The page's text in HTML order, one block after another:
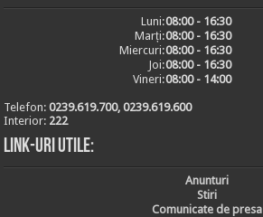
Luni:08:00 - 16:30
Marți:08:00 - 16:30
Miercuri:08:00 - 16:30
Joi:08:00 - 16:30
Vineri:08:00 - 14:00
Telefon:0239.619.700, 0239.619.600
Interior: 222
Link-uri utile:
Anunturi
Stiri
Comunicate de presa